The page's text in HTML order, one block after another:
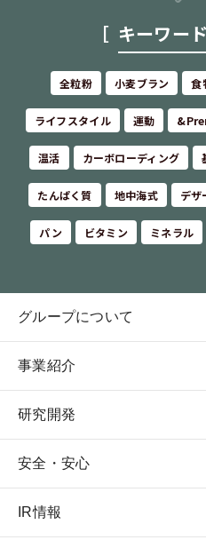
キーワー
全粒粉 小麦ブラン 食
ライフスタイル 運動
温活 カーボローディング
たんぱく質 地中海式 デザ
パン ビタミン ミネラル
グループについて
事業紹介
研究開発
安全・安心
IR情報